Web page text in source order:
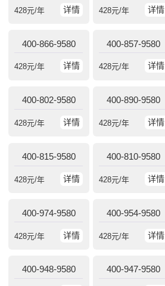
详情
428元/年 详情
428元/年
400-866-9580
详情
428元/年
400-857-9580
详情
428元/年
400-802-9580
详情
428元/年
400-890-9580
详情
428元/年
400-815-9580
详情
428元/年
400-810-9580
详情
428元/年
400-974-9580
详情
428元/年
400-954-9580
详情
428元/年
400-948-9580 400-947-9580